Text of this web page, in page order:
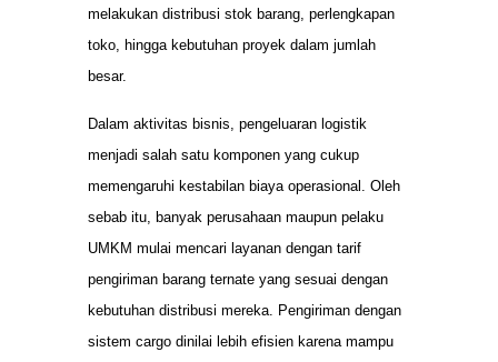
melakukan distribusi stok barang, perlengkapan
toko, hingga kebutuhan proyek dalam jumlah
besar.
Dalam aktivitas bisnis, pengeluaran logistik
menjadi salah satu komponen yang cukup
memengaruhi kestabilan biaya operasional. Oleh
sebab itu, banyak perusahaan maupun pelaku
UMKM mulai mencari layanan dengan tarif
pengiriman barang ternate yang sesuai dengan
kebutuhan distribusi mereka. Pengiriman dengan
sistem cargo dinilai lebih efisien karena mampu